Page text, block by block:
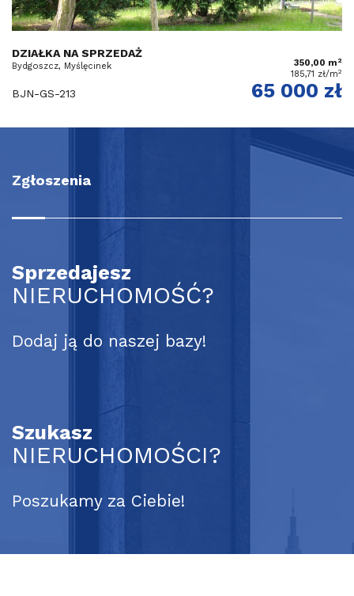
DZIAŁKA NA SPRZEDAŻ
Bydgoszcz, Myślęcinek 350,00 m 2
185,71 zł/m2
BJN-GS-213 65 000 zł
Zgłoszenia
Sprzedajesz
NIERUCHOMOŚĆ?
Dodaj ją do naszej bazy!
Szukasz
NIERUCHOMOŚCI?
Poszukamy za Ciebie!